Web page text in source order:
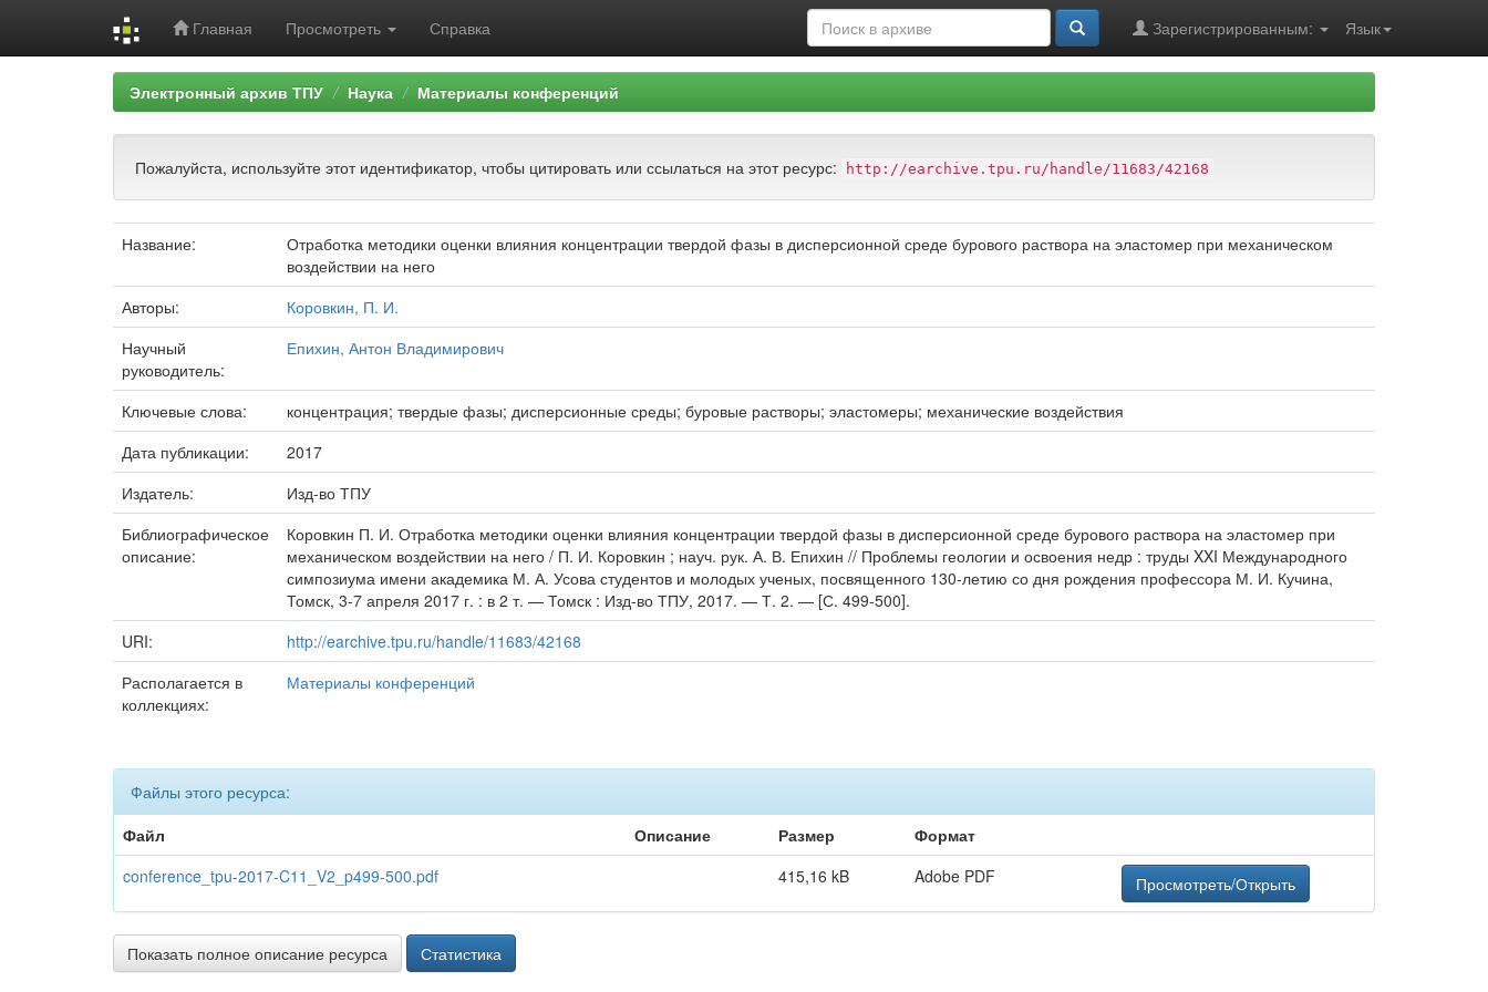
Главная Просмотреть Справка Язык
Зарегистрированным:
Электронный архив ТПУ Наука Материалы конференций
Пожалуйста, используйте этот идентификатор, чтобы цитировать или ссылаться на этот ресурс: http://earchive.tpu.ru/handle/11683/42168
Название:
Отработка методики оценки влияния концентрации твердой фазы в дисперсионной среде бурового раствора на эластомер при механическом
воздействии на него
Авторы:
Коровкин, П. И.
Научный
руководитель:
Епихин, Антон Владимирович
Ключевые слова:
концентрация; твердые фазы; дисперсионные среды; буровые растворы; эластомеры; механические воздействия
Дата публикации:
2017
Издатель:
Изд-во ТПУ
Библиографическое
описание:
Коровкин П. И. Отработка методики оценки влияния концентрации твердой фазы в дисперсионной среде бурового раствора на эластомер при
механическом воздействии на него / П. И. Коровкин ; науч. рук. А. В. Епихин // Проблемы геологии и освоения недр : труды XXI Международного
симпозиума имени академика М. А. Усова студентов и молодых ученых, посвященного 130-летию со дня рождения профессора М. И. Кучина,
Томск, 3-7 апреля 2017 г. : в 2 т. — Томск : Изд-во ТПУ, 2017. — Т. 2. — [С. 499-500].
URI:
http://earchive.tpu.ru/handle/11683/42168
Располагается в
коллекциях:
Материалы конференций
Файлы этого ресурса:
Файл
Описание Размер
Формат
conference_tpu-2017-C11_V2_p499-500.pdf
415,16 kB Adobe PDF Просмотреть/Открыть
Показать полное описание ресурса Статистика